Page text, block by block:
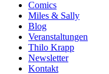
Comics
Miles & Sally
Blog
Veranstaltungen
Thilo Krapp
Newsletter
Kontakt